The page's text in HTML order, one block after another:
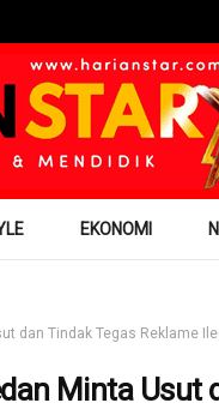
EKONOMI
dan Tindak Tegas Reklame
Minta Usut